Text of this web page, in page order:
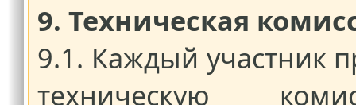
9. Техническая
9.1. Каждый участник
техническую